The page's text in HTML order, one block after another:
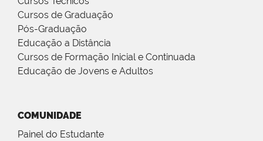
Cursos de Graduação
Pós-Graduação
Educação a Distância
Cursos de Formação Inicial e Continuada
Educação de Jovens e Adultos
COMUNIDADE
Painel do Estudante